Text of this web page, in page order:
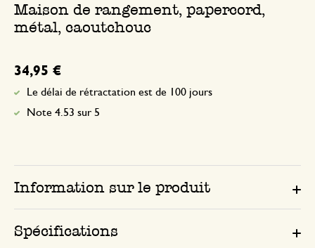
Maison de rangement, papercord,
métal, caoutchouc
34,95 €
Le délai de rétractation est de 100 jours
Note 4.53 sur 5
Information sur le produit
Spécifications